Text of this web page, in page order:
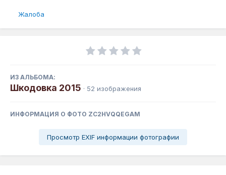
Жалоба
ИЗ АЛЬБОМА:
Шкодовка 2015 · 52 изображения
ИНФОРМАЦИЯ О ФОТО ZC2HVQQEGAM
Просмотр EXIF информации фотографии